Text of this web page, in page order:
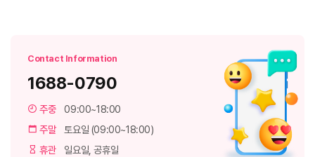
Contact Information
1688-0790
주중
09:00~18:00
주말
토요일 (09:00~18:00)
휴관
일요일, 공휴일